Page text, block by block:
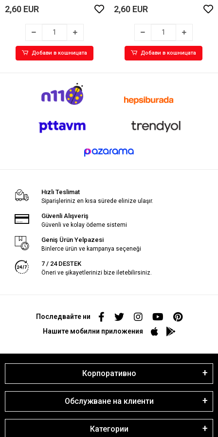
2,60 EUR
Добави в кошницата
2,60 EUR
Добави в кошницата
Hızlı Teslimat
Siparişleriniz en kısa sürede elinize ulaşır.
Güvenli Alışveriş
Güvenli ve kolay ödeme sistemi
Geniş Ürün Yelpazesi
Binlerce ürün ve kampanya seçeneği
7 / 24 DESTEK
Öneri ve şikayetlerinizi bize iletebilirsiniz.
Последвайте ни
Нашите мобилни приложения
Корпоративно
Обслужване на клиенти
Категории